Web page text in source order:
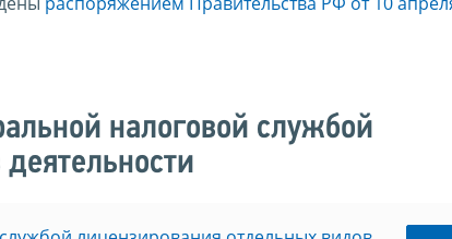
налоговой службой